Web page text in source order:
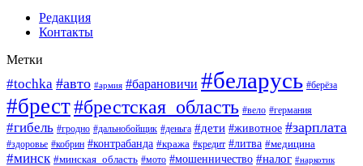
Редакция
Контакты
Метки
#tochka #авто #армия #барановичи #беларусь #берёза
#брест#брестская_область #вело #германия
#гибель #гродно #дальнобойщик #деньга #дети #животное #зарплата
#здоровье #кобрин #контрабанда #кража #кредит #литва #медицина
#минск #минская_область #мото #мошенничество #налог #наркотик